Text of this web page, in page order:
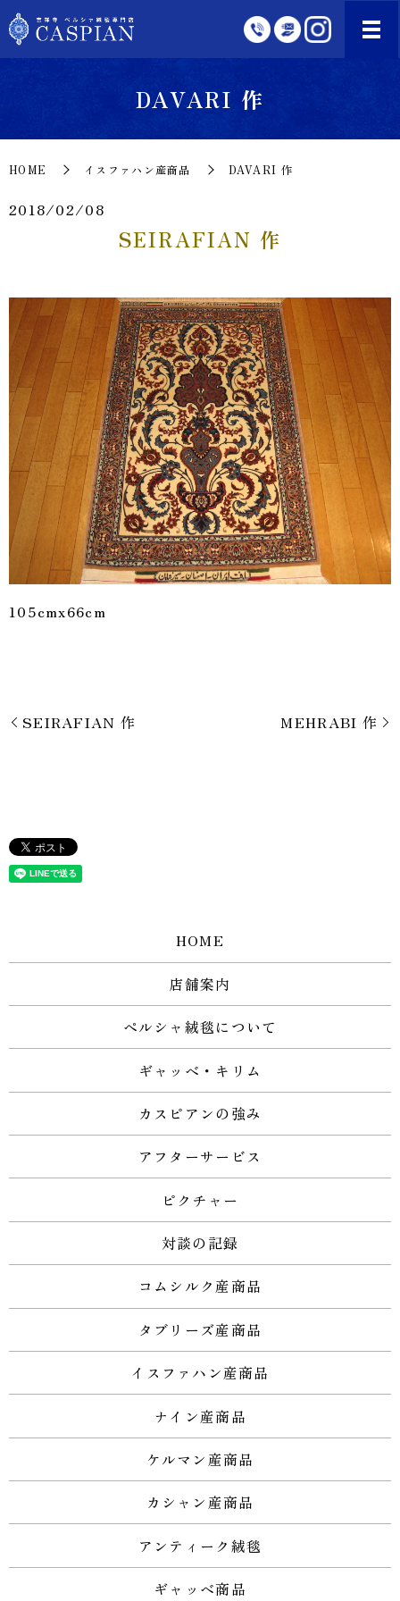
DAVARI 作
HOME イスファハン産商品 DAVARI 作
2018/02/08
SEIRAFIAN 作
105cmx66cm
SEIRAFIAN 作 MEHRABI 作
HOME
店舗案内
ペルシャ絨毯について
ギャッベ・キリム
カスピアンの強み
アフターサービス
ピクチャー
対談の記録
コムシルク産商品
タブリーズ産商品
イスファハン産商品
ナイン産商品
ケルマン産商品
カシャン産商品
アンティーク絨毯
ギャッベ商品